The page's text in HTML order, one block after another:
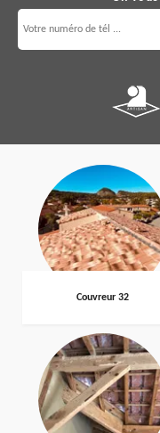
Couvreur 32